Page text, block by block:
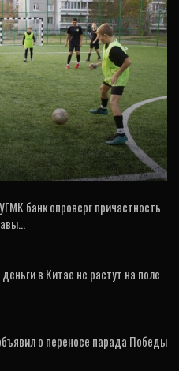
двор: где
сыграть в мяч
банк опроверг причастность
в Китае не растут на поле
о переносе парада Победы